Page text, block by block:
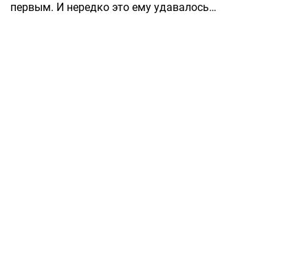
первым. И нередко это ему удавалось…